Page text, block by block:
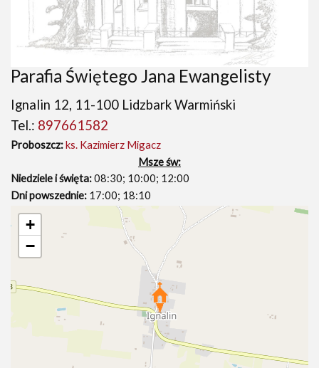
Parafia Świętego Jana Ewangelisty
Ignalin 12, 11-100 Lidzbark Warmiński
Tel.: 897661582
Proboszcz:ks. Kazimierz Migacz
Msze św:
Niedziele i święta:08:30; 10:00; 12:00
Dni powszednie: 17:00; 18:10
+
−